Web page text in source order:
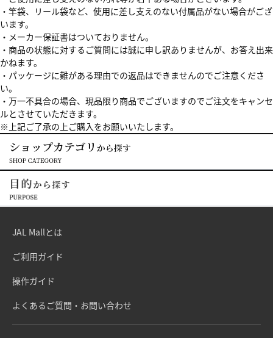
・竿袋、リール袋など、使用に差し支えのない付属品がない場合がござ
います。
・メーカー保証書はついておりません。
・商品の状態に対するご質問には誠に申し訳ありませんが、お答え出来
かねます。
・パッケージに難がある理由での返品はできませんのでご注意くださ
い。
・万一不具合の場合、現品限り商品でございますのでご注文をキャンセ
ルとさせていただきます。
※上記ご了承の上ご購入をお願いいたします。
JAL Mallとは
ご利用ガイド
操作ガイド
よくあるご質問・お問い合わせ